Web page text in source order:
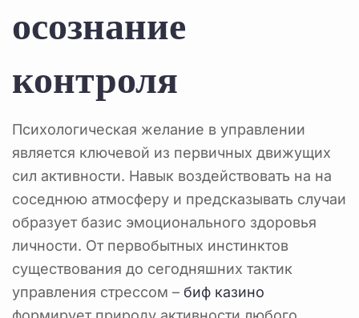
осознание
контроля
Психологическая желание в управлении
является ключевой из первичных движущих
сил активности. Навык воздействовать на на
соседнюю атмосферу и предсказывать случаи
образует базис эмоционального здоровья
личности. От первобытных инстинктов
существования до сегодняшних тактик
управления стрессом – биф казино